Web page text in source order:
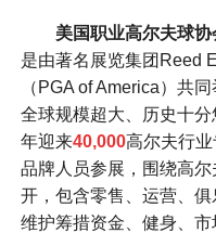
美国职业高尔夫球
是由著名展览集团Reed
（PGA of America）共
全球规模超大、历史十
年迎来40,000高尔夫行
品牌人员参展，围绕高
开，包含零售、运营、
维护筹措资金、健身、市